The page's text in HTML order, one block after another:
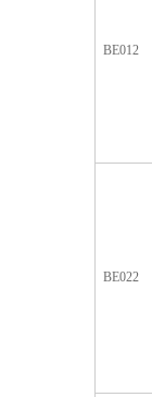
BE012
BE022